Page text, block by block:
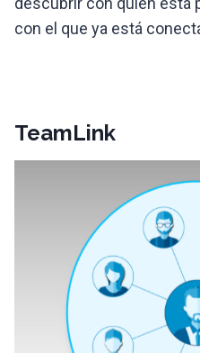
con el que ya está
TeamLink